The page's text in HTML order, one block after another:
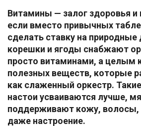
Витамины — залог здоровья
если вместо привычных
сделать ставку на
корешки и ягоды снабжают
просто витаминами, а целым
полезных веществ, которые
как слаженный оркестр.
настои усваиваются лучше,
поддерживают кожу, волосы,
даже настроение.